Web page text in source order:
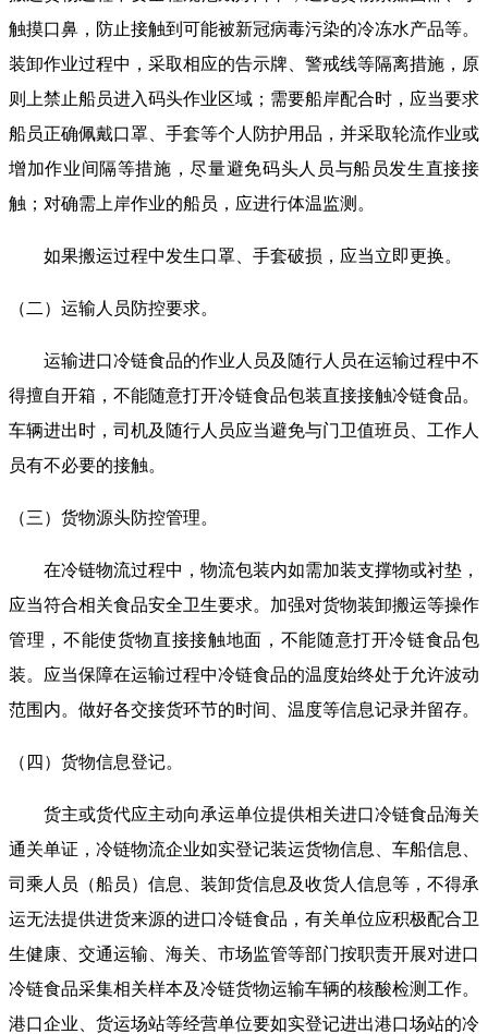
触摸口鼻，防止接触到可能被新冠病毒污染的冷冻水产品等。
装卸作业过程中，采取相应的告示牌、警戒线等隔离措施，原
则上禁止船员进入码头作业区域；需要船岸配合时，应当要求
船员正确佩戴口罩、手套等个人防护用品，并采取轮流作业或
增加作业间隔等措施，尽量避免码头人员与船员发生直接接
触；对确需上岸作业的船员，应进行体温监测。
如果搬运过程中发生口罩、手套破损，应当立即更换。
（二）运输人员防控要求。
运输进口冷链食品的作业人员及随行人员在运输过程中不
得擅自开箱，不能随意打开冷链食品包装直接接触冷链食品。
车辆进出时，司机及随行人员应当避免与门卫值班员、工作人
员有不必要的接触。
（三）货物源头防控管理。
在冷链物流过程中，物流包装内如需加装支撑物或衬垫，
应当符合相关食品安全卫生要求。加强对货物装卸搬运等操作
管理，不能使货物直接接触地面，不能随意打开冷链食品包
装。应当保障在运输过程中冷链食品的温度始终处于允许波动
范围内。做好各交接货环节的时间、温度等信息记录并留存。
（四）货物信息登记。
货主或货代应主动向承运单位提供相关进口冷链食品海关
通关单证，冷链物流企业如实登记装运货物信息、车船信息、
司乘人员（船员）信息、装卸货信息及收货人信息等，不得承
运无法提供进货来源的进口冷链食品，有关单位应积极配合卫
生健康、交通运输、海关、市场监管等部门按职责开展对进口
冷链食品采集相关样本及冷链货物运输车辆的核酸检测工作。
港口企业、货运场站等经营单位要如实登记进出港口场站的冷